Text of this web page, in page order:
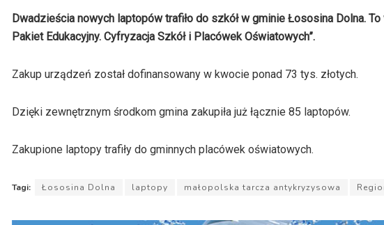
Dwadzieścia nowych laptopów trafiło do szkół w gminie Łososina Dolna.
Pakiet Edukacyjny. Cyfryzacja Szkół i Placówek Oświatowych”.
Zakup urządzeń został dofinansowany w kwocie ponad 73 tys. złotych.
Dzięki zewnętrznym środkom gmina zakupiła już łącznie 85 laptopów.
Zakupione laptopy trafiły do gminnych placówek oświatowych.
Tagi: Łososina Dolna laptopy małopolska tarcza antykryzysowa